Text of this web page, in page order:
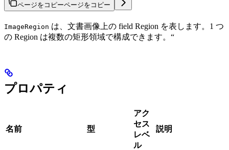
ページをコピーページをコピー
ImageRegion は、文書画像上の field Region を表します。1 つ
の Region は複数の矩形領域で構成できます。“
プロパティ
名前 型
アク
セス
レベ
ル
説明